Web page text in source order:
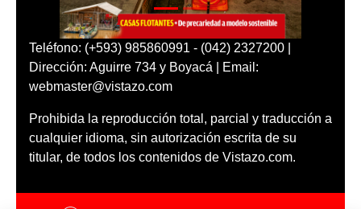
Teléfono: (+593) 985860991 - (042) 2327200 |
Dirección: Aguirre 734 y Boyacá | Email:
webmaster@vistazo.com
Prohibida la reproducción total, parcial y traducción a
cualquier idioma, sin autorización escrita de su
titular, de todos los contenidos de Vistazo.com.